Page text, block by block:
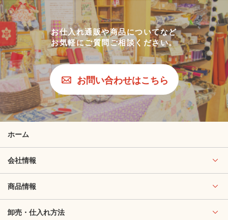
お仕入れ通販や商品についてなど
お気軽にご質問ご相談ください。
お問い合わせはこちら
ホーム
会社情報
商品情報
卸売・仕入れ方法